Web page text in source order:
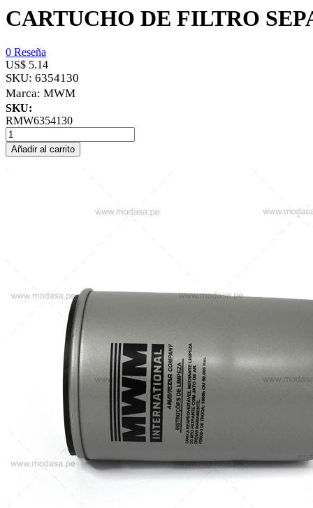
CARTUCHO DE FILTRO
0 Reseña
US$ 5.14
SKU: 6354130
Marca: MWM
SKU:
RMW6354130
Añadir al carrito